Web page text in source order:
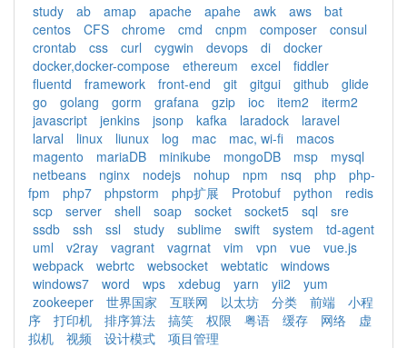
study ab amap apache apahe awk aws
bat
centos
CFS chrome cmd cnpm composer
consul
crontab
css curl cygwin devops di
docker
docker,docker-compose
ethereum excel
fiddler
fluentd
framework front-end git gitgui github
glide
go
golang gorm grafana gzip ioc item2
iterm2
javascript
jenkins jsonp kafka laradock
laravel
larval
linux liunux log mac mac, wi-fi
macos
magento
mariaDB minikube mongoDB msp
mysql
netbeans
nginx nodejs nohup npm nsq php
php-
fpm
php7 phpstorm php扩展 Protobuf python
redis
scp
server shell soap socket socket5 sql
sre
ssdb
ssh ssl study sublime swift system
td-agent
uml
v2ray vagrant vagrnat vim vpn vue
vue.js
webpack
webrtc websocket webtatic
windows
windows7
word wps xdebug yarn yii2
yum
zookeeper
世界国家 互联网 以太坊 分类 前端
小程
序
打印机 排序算法 搞笑 权限 粤语 缓存 网络
虚
拟机
视频 设计模式 项目管理